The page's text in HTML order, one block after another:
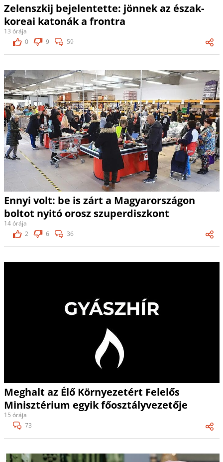
Zelenszkij bejelentette: jönnek az észak-
koreai katonák a frontra
13 órája
0
9 59
Ennyi volt: be is zárt a Magyarországon
boltot nyitó orosz szuperdiszkont
14 órája
2
6 36
Meghalt az Élő Környezetért Felelős
Minisztérium egyik főosztályvezetője
15 órája
73